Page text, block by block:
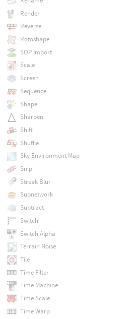
Render
Reverse
Rotoshape
SOP Import
Scale
Screen
Sequence
Shape
Sharpen
Shift
Shuffle
Sky Environment Map
Snip
Streak Blur
Subnetwork
Subtract
Switch
Switch Alpha
Terrain Noise
Tile
Time Filter
Time Machine
Time Scale
Time Warp